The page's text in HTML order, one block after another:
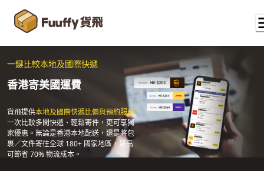
一鍵比較本地及國際快遞
香港寄美國運費
貨飛提供本地及國際快遞比價與預約服務
一次比較多間快遞、輕鬆寄件，更可享獨
家優惠。無論是香港本地配送，還是將包
裹／文件寄往全球 180+ 國家地區，最高
可節省 70% 物流成本。